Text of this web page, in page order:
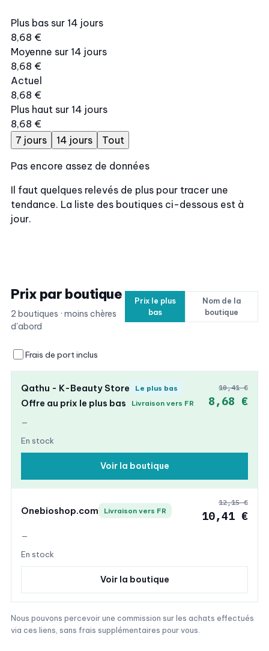
Plus bas sur 14 jours
8,68 €
Moyenne sur 14 jours
8,68 €
Actuel
8,68 €
Plus haut sur 14 jours
8,68 €
7 jours
14 jours Tout
Pas encore assez de données
Il faut quelques relevés de plus pour tracer une
tendance. La liste des boutiques ci-dessous est à
jour.
Prix par boutique
2 boutiques · moins chères
d'abord
Prix le plus
bas
Nom de la
boutique
Frais de port inclus
Qathu - K-Beauty Store Le plus bas
Offre au prix le plus bas Livraison vers FR
—
En stock
10,41 €
8,68 €
Voir la boutique
Onebioshop.com Livraison vers FR
—
En stock
12,15 €
10,41 €
Voir la boutique
Nous pouvons percevoir une commission sur les achats effectués
via ces liens, sans frais supplémentaires pour vous.